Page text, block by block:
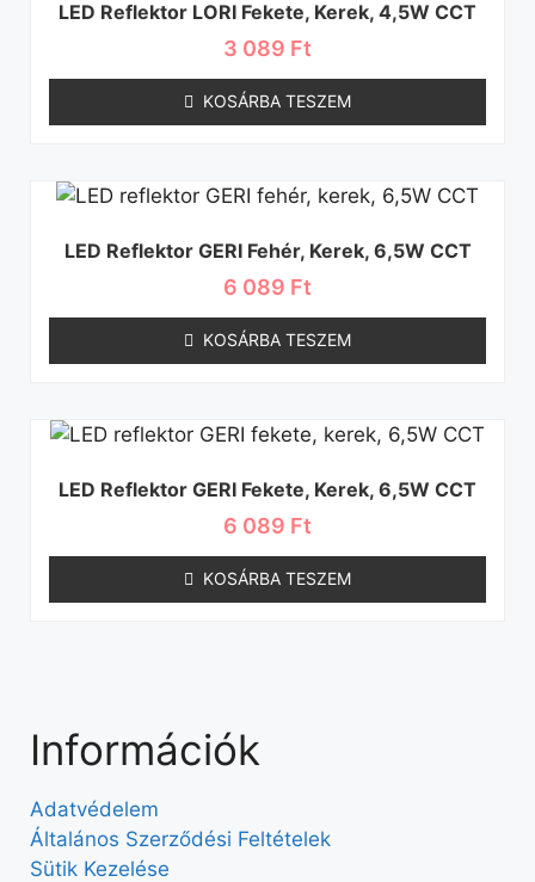
LED Reflektor LORI Fekete, Kerek, 4,5W CCT
3 089 Ft
KOSÁRBA TESZEM
LED Reflektor GERI Fehér, Kerek, 6,5W CCT
6 089 Ft
KOSÁRBA TESZEM
LED Reflektor GERI Fekete, Kerek, 6,5W CCT
6 089 Ft
KOSÁRBA TESZEM
Információk
Adatvédelem
Általános Szerződési Feltételek
Sütik Kezelése